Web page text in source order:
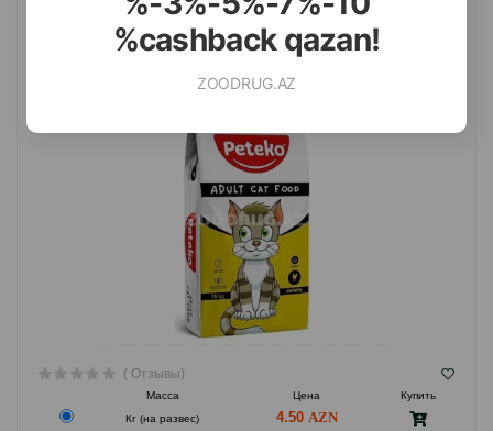
%cashback qazan!
ZOODRUG.AZ
СУХОЙ КОРМ PETEKO ADULT CAT FOOD ДЛЯ ВЗРОСЛЫХ
КОШЕК СО ВКУСОМ КУРИЦЫ 15КГ
( Отзывы)
Масса Цена
Купить
Кг (на развес)
4.50